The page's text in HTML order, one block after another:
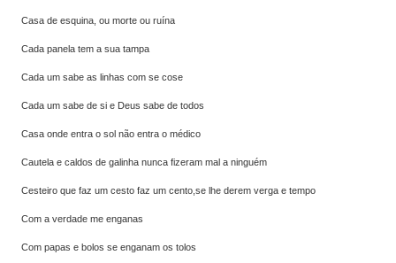
Casa de esquina, ou morte ou ruína
Cada panela tem a sua tampa
Cada um sabe as linhas com se cose
Cada um sabe de si e Deus sabe de todos
Casa onde entra o sol não entra o médico
Cautela e caldos de galinha nunca fizeram mal a ninguém
Cesteiro que faz um cesto faz um cento,se lhe derem verga e tempo
Com a verdade me enganas
Com papas e bolos se enganam os tolos